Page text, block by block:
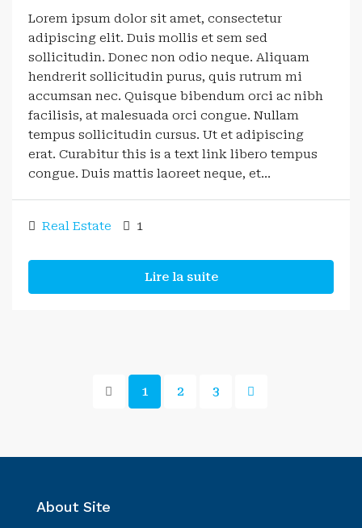
Lorem ipsum dolor sit amet, consectetur
adipiscing elit. Duis mollis et sem sed
sollicitudin. Donec non odio neque. Aliquam
hendrerit sollicitudin purus, quis rutrum mi
accumsan nec. Quisque bibendum orci ac nibh
facilisis, at malesuada orci congue. Nullam
tempus sollicitudin cursus. Ut et adipiscing
erat. Curabitur this is a text link libero tempus
congue. Duis mattis laoreet neque, et...
Real Estate 1
Lire la suite
1 2 3
About Site